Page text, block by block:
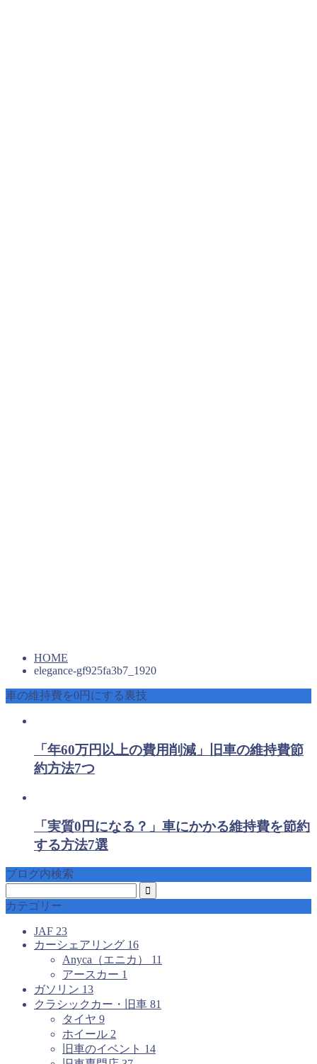
HOME
elegance-gf925fa3b7_1920
車の維持費を0円にする裏技
「年60万円以上の費用削減」旧車の維持費節
約方法7つ
「実質0円になる？」車にかかる維持費を節約
する方法7選
ブログ内検索
カテゴリー
JAF 23
カーシェアリング 16
Anyca（エニカ） 11
アースカー 1
ガソリン 13
クラシックカー・旧車 81
タイヤ 9
ホイール 2
旧車のイベント 14